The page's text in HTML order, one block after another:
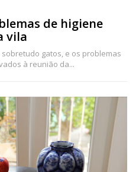
de higiene
vila
gatos, e os problemas
à reunião da...